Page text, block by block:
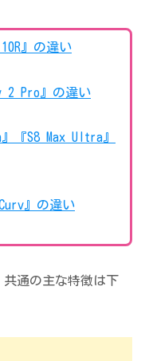
』の違い
2 Pro』の違い
『S8 Max Ultra』
』の違い
共通の主な特徴は下